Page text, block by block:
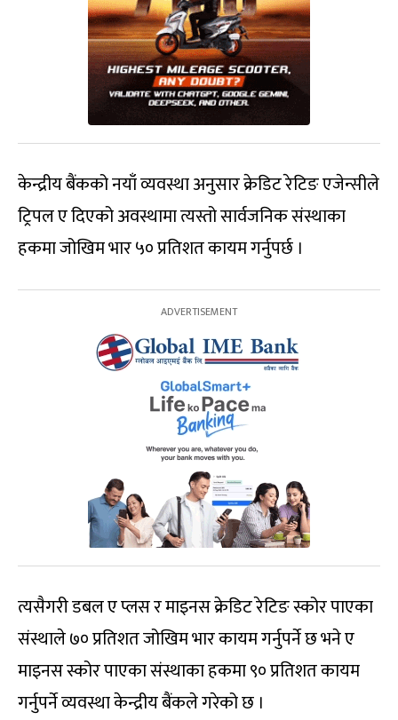
केन्द्रीय बैंकको नयाँ व्यवस्था अनुसार क्रेडिट रेटिङ एजेन्सीले
ट्रिपल ए दिएको अवस्थामा त्यस्तो सार्वजनिक संस्थाका
हकमा जोखिम भार ५० प्रतिशत कायम गर्नुपर्छ ।
त्यसैगरी डबल ए प्लस र माइनस क्रेडिट रेटिङ स्कोर पाएका
संस्थाले ७० प्रतिशत जोखिम भार कायम गर्नुपर्ने छ भने ए
माइनस स्कोर पाएका संस्थाका हकमा ९० प्रतिशत कायम
गर्नुपर्ने व्यवस्था केन्द्रीय बैंकले गरेको छ ।